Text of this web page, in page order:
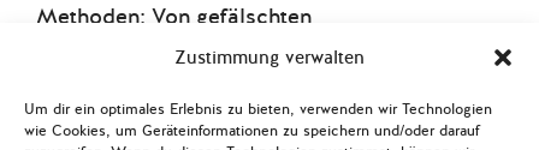
Zustimmung verwalten
Um dir ein optimales Erlebnis zu bieten, verwenden wir Technologien
wie Cookies, um Geräteinformationen zu speichern und/oder darauf
Methoden: Von gefälschten
Social-Media-Profilen und
über den Einsatz von